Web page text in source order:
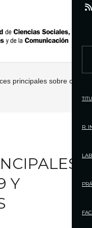
principales sobre covid –
Y
r
h
o
:
R.